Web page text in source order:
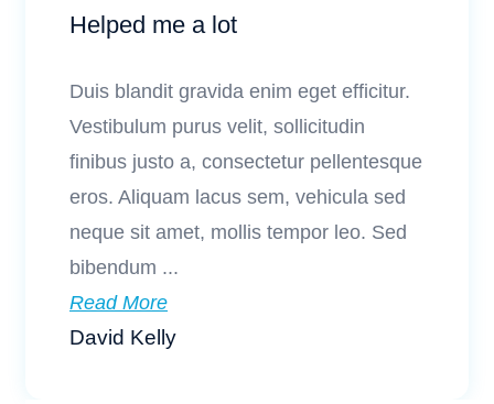
Helped me a lot
Duis blandit gravida enim eget efficitur.
Vestibulum purus velit, sollicitudin
finibus justo a, consectetur pellentesque
eros. Aliquam lacus sem, vehicula sed
neque sit amet, mollis tempor leo. Sed
bibendum ...
Read More
David Kelly